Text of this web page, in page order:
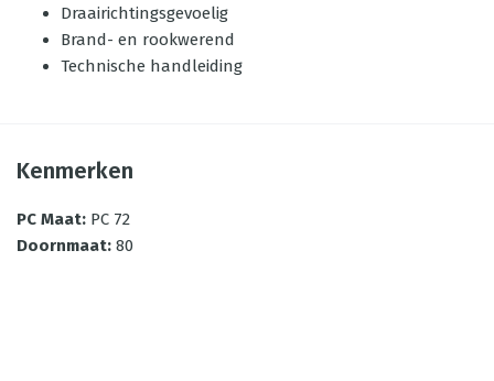
Draairichtingsgevoelig
Brand- en rookwerend
Technische handleiding
Kenmerken
PC Maat: PC 72
Doornmaat: 80